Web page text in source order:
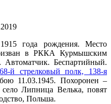
года рождения. Место
в РККА Курмышским
Беспартийный.
й стрелковый полк, 138-я
11.03.1945. Похоронен –
село Липница Велька, повят
Польша.